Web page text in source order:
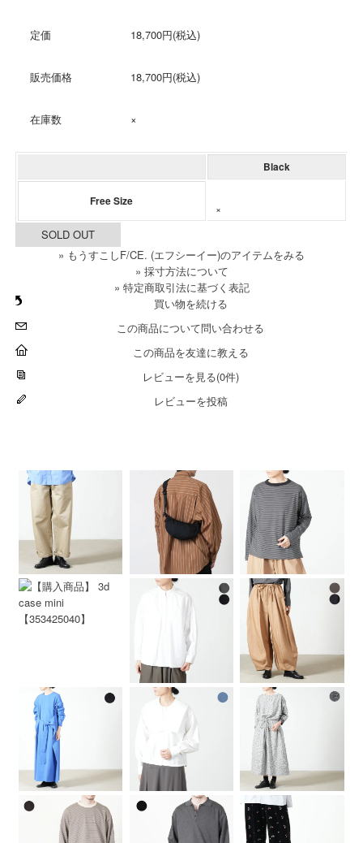
定価 18,700円(税込)
販売価格 18,700円(税込)
在庫数 ×
» 採寸方法について
» 特定商取引法に基づく表記
買い物を続ける
この商品について問い合わせる
この商品を友達に教える
レビューを見る(0件)
レビューを投稿
Black
Free Size
×
SOLD OUT
» もうすこしF/CE. (エフシーイー)のアイテムをみる